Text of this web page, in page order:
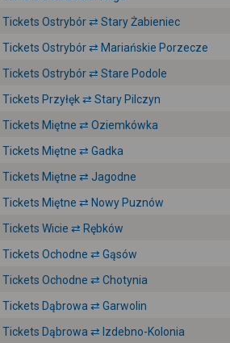
Tickets Ostrybór ⇄ Stary Żabieniec
Tickets Ostrybór ⇄ Mariańskie Porzecze
Tickets Ostrybór ⇄ Stare Podole
Tickets Przyłęk ⇄ Stary Pilczyn
Tickets Miętne ⇄ Oziemkówka
Tickets Miętne ⇄ Gadka
Tickets Miętne ⇄ Jagodne
Tickets Miętne ⇄ Nowy Puznów
Tickets Wicie ⇄ Rębków
Tickets Ochodne ⇄ Gąsów
Tickets Ochodne ⇄ Chotynia
Tickets Dąbrowa ⇄ Garwolin
Tickets Dąbrowa ⇄ Izdebno-Kolonia